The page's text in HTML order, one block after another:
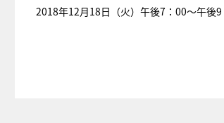
2018年12月18日（火）午後7：00～午後